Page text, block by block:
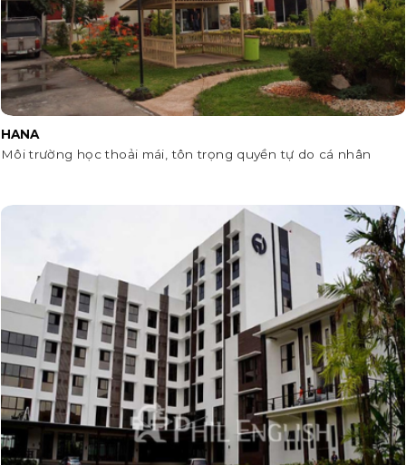
HANA
Môi trường học thoải mái, tôn trọng quyền tự do cá nhân